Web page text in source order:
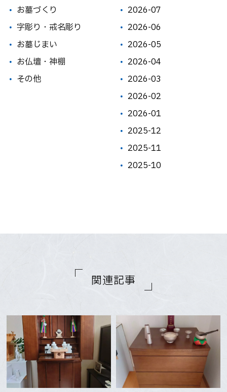
お墓づくり
字彫り・戒名彫り
お墓じまい
お仏壇・神棚
その他
2026-07
2026-06
2026-05
2026-04
2026-03
2026-02
2026-01
2025-12
2025-11
2025-10